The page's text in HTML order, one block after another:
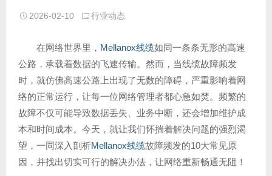
2026-02-10 行业动态
在网络世界里， Mellanox线缆如同一条条无形的高速
公路，承载着数据的飞速传输。然而，当线缆故障频发
时，就仿佛高速公路上出现了无数的障碍，严重影响着网
络的正常运行，让每一位网络管理者都心急如焚。频繁的
故障不仅可能导致数据丢失、业务中断，还会增加维护成
本和时间成本。今天，就让我们怀揣着解决问题的强烈渴
望，一同深入剖析Mellanox线缆故障频发的10大常见原
因，并找出切实可行的解决办法，让网络重新畅通无阻！